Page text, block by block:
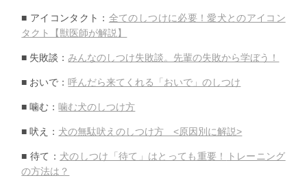
■ アイコンタクト： 全てのしつけに必要！愛犬とのアイコン
タクト【獣医師が解説】
■ 失敗談：みんなのしつけ失敗談。先輩の失敗から学ぼう！
■ おいで：呼んだら来てくれる「おいで」のしつけ
■ 噛む：噛む犬のしつけ方
■ 吠え： 犬の無駄吠えのしつけ方 <原因別に解説>
■ 待て： 犬のしつけ「待て」はとっても重要！
トレーニング
の方法は？